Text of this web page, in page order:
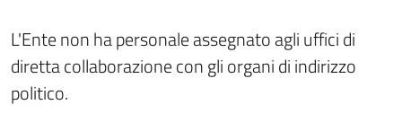
L'Ente non ha personale assegnato agli uffici di
diretta collaborazione con gli organi di indirizzo
politico.